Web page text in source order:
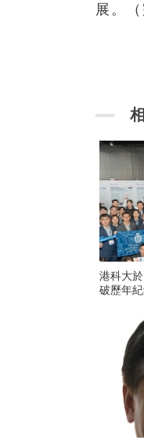
展。（
港科大
破歷年